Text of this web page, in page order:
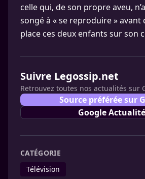
celle qui, de son propre aveu,
songé à « se reproduire » avant
place ces deux enfants sur son
Suivre Legossip.net
Retrouvez toutes nos actualités sur
Source préférée sur
Google
CATÉGORIE
Télévision